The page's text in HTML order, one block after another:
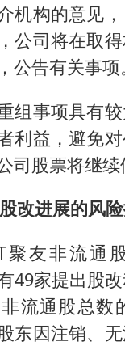
机构的意见
公司将在取
公告有关事项
组事项具有较
利益，避免
司股票将继续
改进展的风
聚友非流通
49家提出股
流通股总数
东因注销、